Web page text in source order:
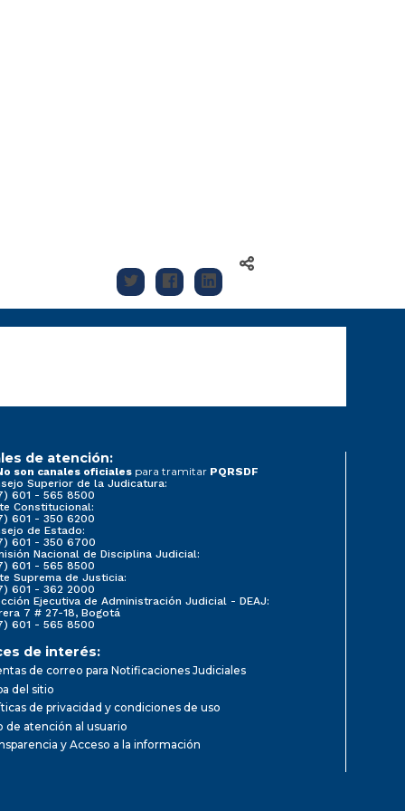
de atención:
son canales oficiales para tramitar PQRSDF
Superior de la Judicatura:
601 - 565 8500
Constitucional:
601 - 350 6200
de Estado:
601 - 350 6700
Nacional de Disciplina Judicial:
601 - 565 8500
Suprema de Justicia:
601 - 362 2000
Ejecutiva de Administración Judicial - DEAJ:
7 # 27-18, Bogotá
601 - 565 8500
de interés:
de correo para Notificaciones Judiciales
del sitio
de privacidad y condiciones de uso
de atención al usuario
y Acceso a la información